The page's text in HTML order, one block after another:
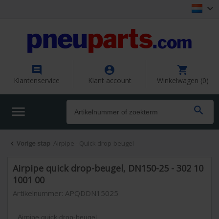


Klantenservice

Klant account

Winkelwagen (0)
 
 Vorige stap Airpipe - Quick drop-beugel
Airpipe quick drop-beugel, DN150-25 - 302 10
1001 00
Artikelnummer: APQDDN15025
Airpipe quick drop-beugel